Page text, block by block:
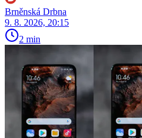
Brněnská Drbna
9. 8. 2026, 20:15
2 min